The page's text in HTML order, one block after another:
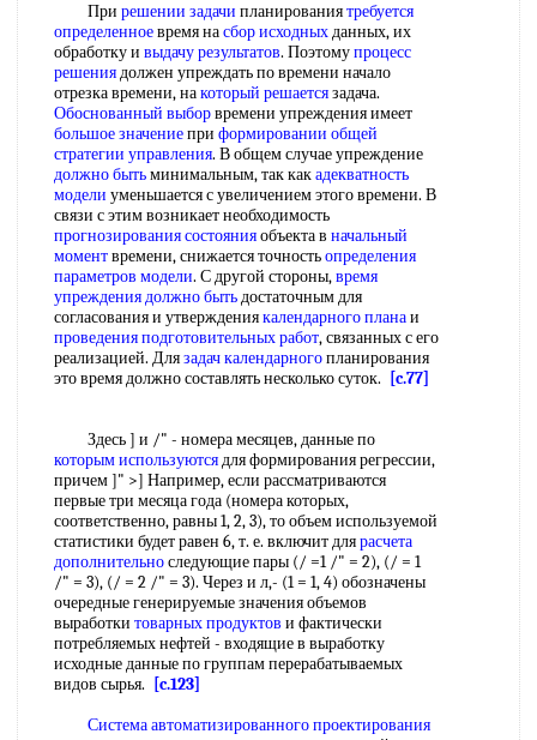
При решении задачи планированиятребуется
определенноевремя насбор исходныхданных, их
обработку и выдачу результатов. Поэтомупроцесс
решениядолжен упреждать по времени начало
отрезка времени, накоторый решаетсязадача.
Обоснованный выборвремени упреждения имеет
большое значениепри формировании общей
стратегии управления. В общем случае упреждение
должно бытьминимальным, так какадекватность
модели уменьшается с увеличением этого времени. В
связи с этим возникает необходимость
прогнозирования состоянияобъекта в начальный
моментвремени, снижается точностьопределения
параметров модели. С другой стороны,время
упреждениядолжно бытьдостаточным для
согласования и утверждениякалендарного планаи
проведения подготовительных работ, связанных с его
реализацией. Длязадач календарногопланирования
это время должно составлять несколько суток.
[c.77]
Здесь ] и /" - номера месяцев, данные по
которым используютсядля формирования регрессии,
причем ]" >] Например, если рассматриваются
первые три месяца года (номера которых,
соответственно, равны 1, 2, 3), то объем используемой
статистики будет равен 6, т. е. включит длярасчета
дополнительноследующие пары (/ =1 /" = 2), (/ = 1
/" = 3), (/ = 2 /" = 3). Через и л,- (1 = 1, 4) обозначены
очередные генерируемые значения объемов
выработки товарных продуктов и фактически
потребляемых нефтей - входящие в выработку
исходные данные по группам перерабатываемых
видов сырья.
[c.123]
Система автоматизированного проектирования